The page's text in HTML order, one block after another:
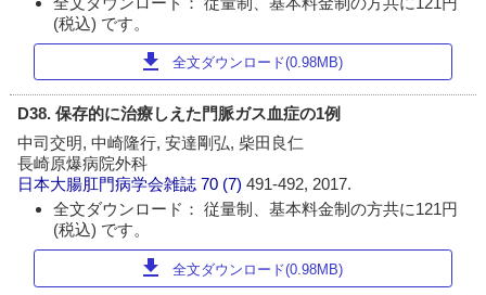
(税込) です。
download 全文ダウンロード(0.98MB)
D38. 保存的に治療しえた門脈ガス血症の1例
中司交明, 中崎隆行, 安達剛弘, 柴田良仁
長崎原爆病院外科
日本大腸肛門病学会雑誌 70 (7)491-492, 2017.
全文ダウンロード： 従量制、基本料金制の方共に121円
(税込) です。
download 全文ダウンロード(0.98MB)